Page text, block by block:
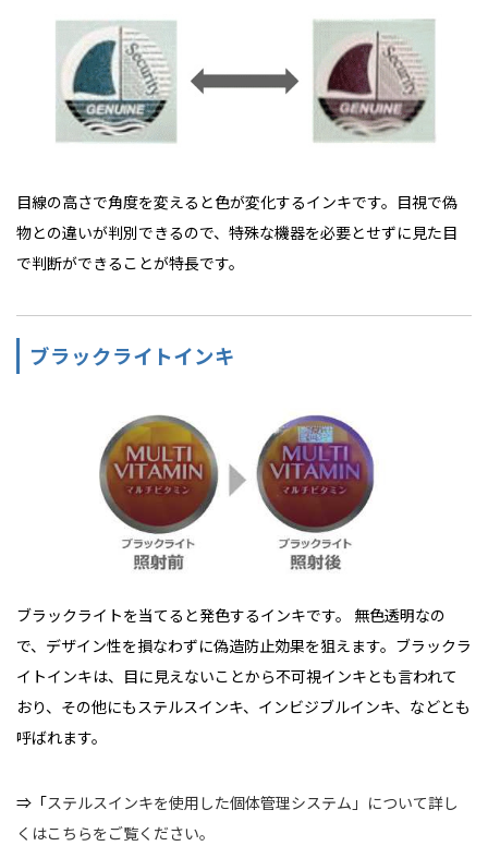
目線の高さで角度を変えると色が変化するインキです。目視で偽
物との違いが判別できるので、特殊な機器を必要とせずに見た目
で判断ができることが特長です。
ブラックライトインキ
ブラックライトを当てると発色するインキです。 無色透明なの
で、デザイン性を損なわずに偽造防止効果を狙えます。ブラックラ
イトインキは、目に見えないことから不可視インキとも言われて
おり、その他にもステルスインキ、インビジブルインキ、などとも
呼ばれます。
⇒「ステルスインキを使用した個体管理システム」について詳し
くはこちらをご覧ください。